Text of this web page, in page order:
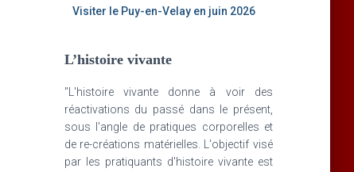
Visiter le Puy-en-Velay en juin 2026
L’histoire vivante
"L'histoire vivante donne à voir des
réactivations du passé dans le présent,
sous l'angle de pratiques corporelles et
de re-créations matérielles. L'objectif visé
par les pratiquants d'histoire vivante est